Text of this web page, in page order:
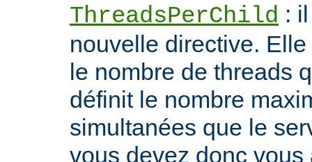
ThreadsPerChild :
nouvelle directive.
le nombre de threads
définit le nombre
simultanées que le
vous devez donc vous